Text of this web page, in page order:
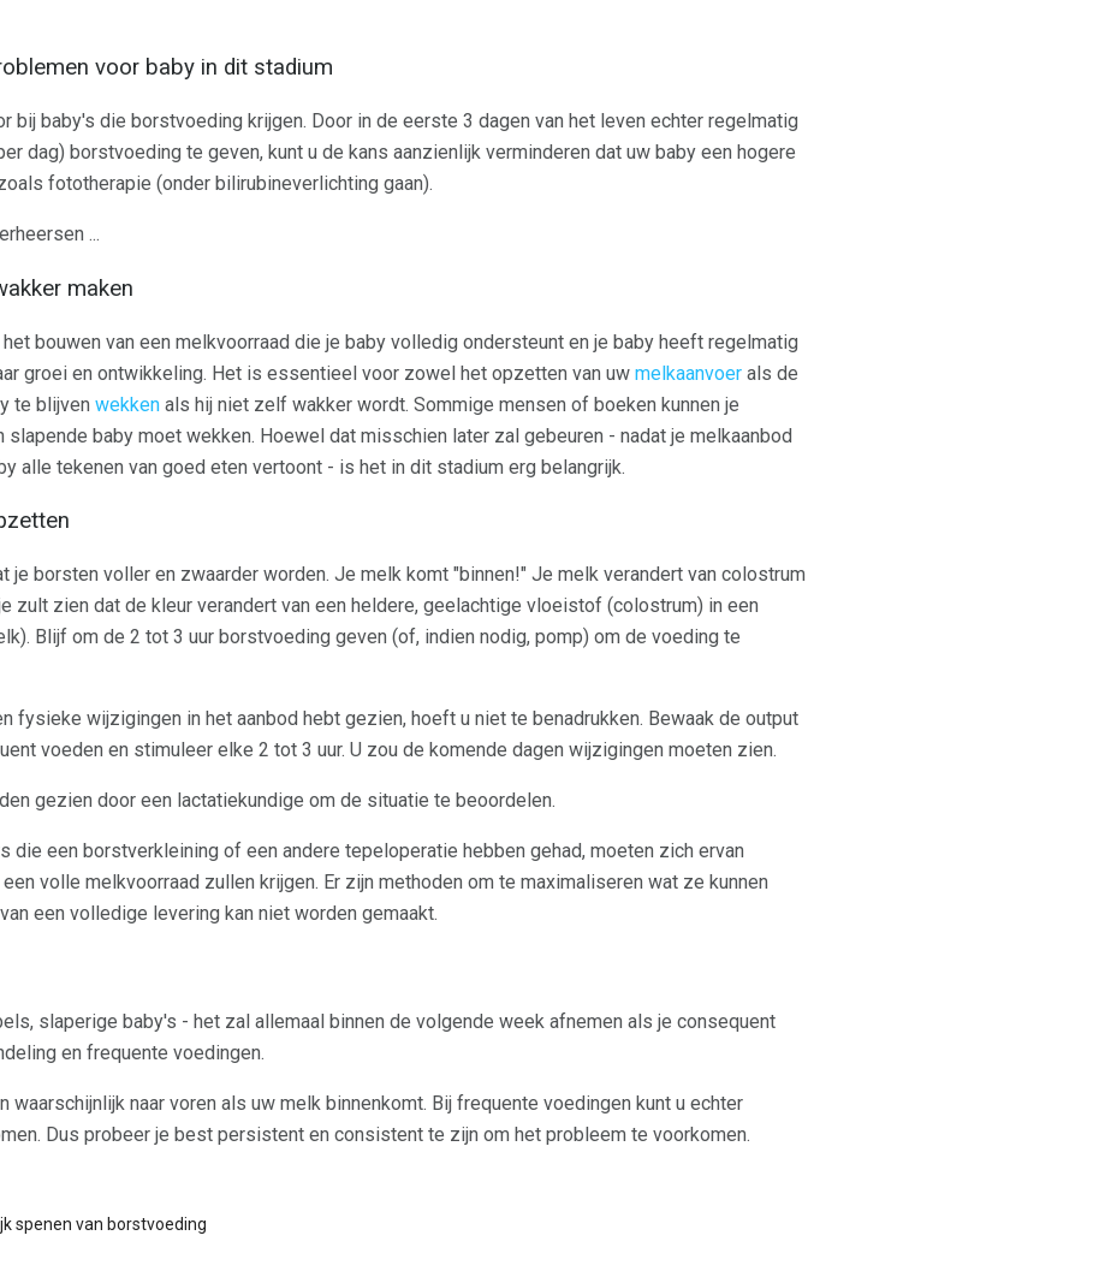
voor baby in dit stadium
bij baby's die borstvoeding krijgen. Door in de eerste 3 dagen van het leven echter regelmatig
dag) borstvoeding te geven, kunt u de kans aanzienlijk verminderen dat uw baby een hogere
fototherapie (onder bilirubineverlichting gaan).
...
maken
bouwen van een melkvoorraad die je baby volledig ondersteunt en je baby heeft regelmatig
groei en ontwikkeling. Het is essentieel voor zowel het opzetten van uw melkaanvoer als de
te blijven wekken als hij niet zelf wakker wordt. Sommige mensen of boeken kunnen je
slapende baby moet wekken. Hoewel dat misschien later zal gebeuren - nadat je melkaanbod
alle tekenen van goed eten vertoont - is het in dit stadium erg belangrijk.
je borsten voller en zwaarder worden. Je melk komt "binnen!" Je melk verandert van colostrum
zult zien dat de kleur verandert van een heldere, geelachtige vloeistof (colostrum) in een
Blijf om de 2 tot 3 uur borstvoeding geven (of, indien nodig, pomp) om de voeding te
fysieke wijzigingen in het aanbod hebt gezien, hoeft u niet te benadrukken. Bewaak de output
voeden en stimuleer elke 2 tot 3 uur. U zou de komende dagen wijzigingen moeten zien.
gezien door een lactatiekundige om de situatie te beoordelen.
die een borstverkleining of een andere tepeloperatie hebben gehad, moeten zich ervan
volle melkvoorraad zullen krijgen. Er zijn methoden om te maximaliseren wat ze kunnen
een volledige levering kan niet worden gemaakt.
slaperige baby's - het zal allemaal binnen de volgende week afnemen als je consequent
en frequente voedingen.
waarschijnlijk naar voren als uw melk binnenkomt. Bij frequente voedingen kunt u echter
Dus probeer je best persistent en consistent te zijn om het probleem te voorkomen.
spenen van borstvoeding